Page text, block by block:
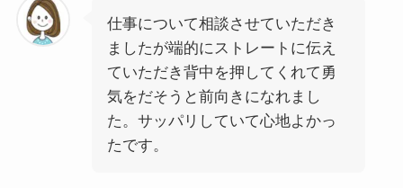
仕事について相談させていただき
ましたが端的にストレートに伝え
ていただき背中を押してくれて勇
気をだそうと前向きになれまし
た。サッパリしていて心地よかっ
たです。